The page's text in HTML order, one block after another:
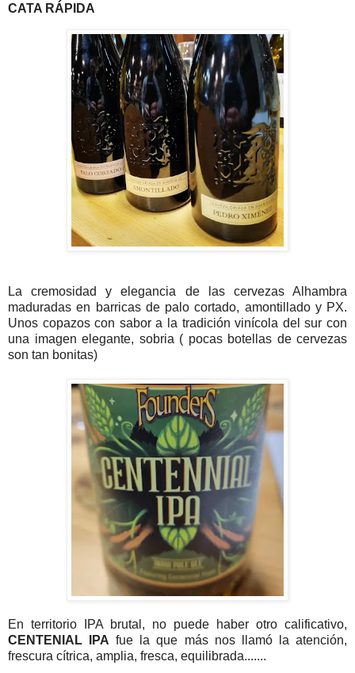
CATA RÁPIDA
La cremosidad y elegancia de las cervezas Alhambra
maduradas en barricas de palo cortado, amontillado y PX.
Unos copazos con sabor a la tradición vinícola del sur con
una imagen elegante, sobria ( pocas botellas de cervezas
son tan bonitas)
En territorio IPA brutal, no puede haber otro calificativo,
CENTENIAL IPA fue la que más nos llamó la atención,
frescura cítrica, amplia, fresca, equilibrada.......